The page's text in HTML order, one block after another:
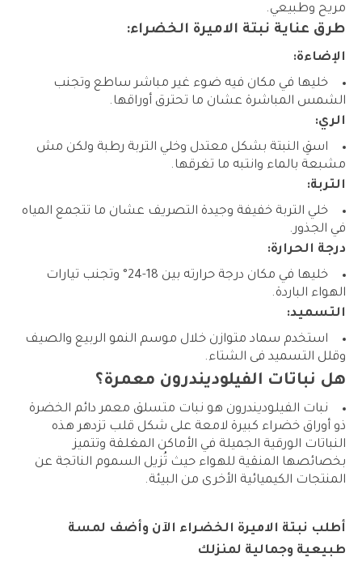
مريح وطبيعي.
طرق عناية نبتة الاميرة الخضراء:
الإضاءة:
خليها في مكان فيه ضوء غير مباشر ساطع وتجنب
الشمس المباشرة عشان ما تحترق أوراقها.
الري:
اسقِ النبتة بشكل معتدل وخلي التربة رطبة ولكن مش
مشبعة بالماء وانتبه ما تغرقها.
التربة:
خلي التربة خفيفة وجيدة التصريف عشان ما تتجمع المياه
في الجذور.
درجة الحرارة:
خليها في مكان درجة حرارته بين 18-24° وتجنب تيارات
الهواء الباردة.
التسميد:
استخدم سماد متوازن خلال موسم النمو الربيع والصيف
وقلل التسميد فى الشتاء.
هل نباتات الفيلوديندرون معمرة؟
نبات الفيلوديندرون هو نبات متسلق معمر دائم الخضرة
ذو أوراق خضراء كبيرة لامعة على شكل قلب تزدهر هذه
النباتات الورقية الجميلة في الأماكن المغلقة وتتميز
بخصائصها المنقية للهواء حيث تُزيل السموم الناتجة عن
المنتجات الكيميائية الأخرى من البيئة.
أطلب نبتة الاميرة الخضراء الآن وأضف لمسة
طبيعية وجمالية لمنزلك